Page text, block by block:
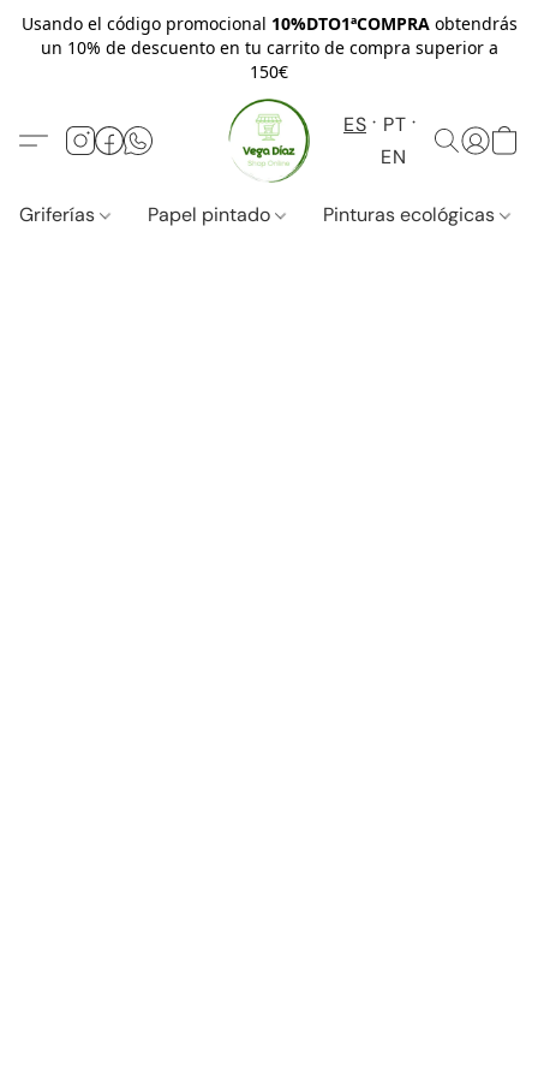
Usando el código promocional 10%DTO1ªCOMPRAobtendrás
un 10% de descuento en tu carrito de compra superior a
150€
ES
PT
EN
Griferías Papel pintado Pinturas ecológicas